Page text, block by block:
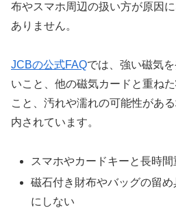
布やスマホ周辺の扱い方が原因
ありません。
JCBの公式FAQでは、強い磁気
いこと、他の磁気カードと重ね
こと、汚れや濡れの可能性があ
内されています。
スマホやカードキーと長時
磁石付き財布やバッグの留
にしない